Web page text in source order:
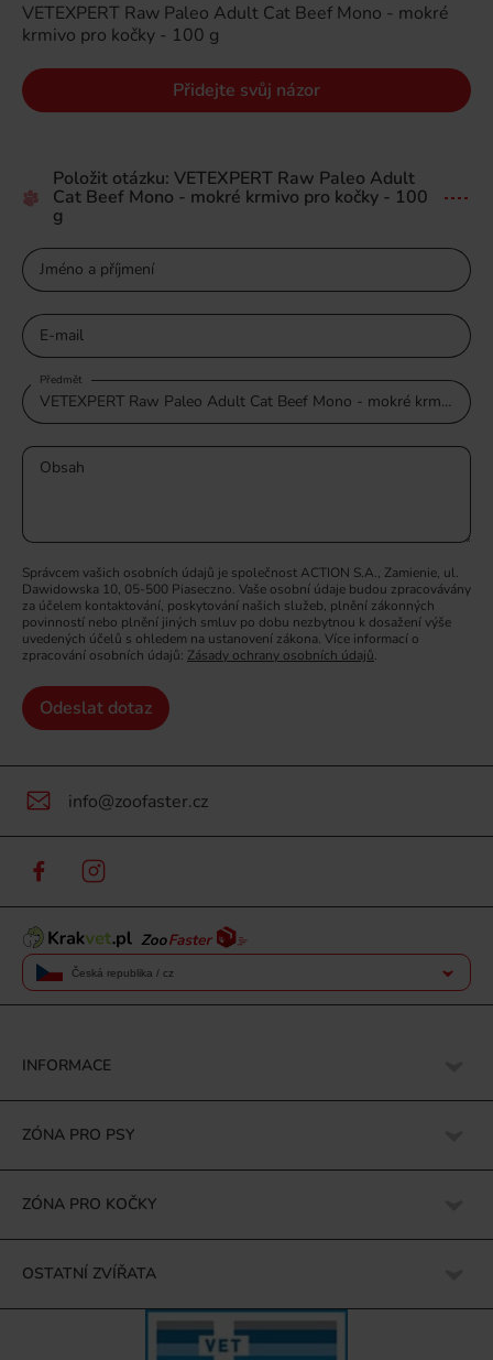
VETEXPERT Raw Paleo Adult Cat Beef Mono - mokré
krmivo pro kočky - 100 g
Přidejte svůj názor
Položit otázku: VETEXPERT Raw Paleo Adult
Cat Beef Mono - mokré krmivo pro kočky - 100
g
Jméno a příjmení
E-mail
Předmět
Obsah
Správcem vašich osobních údajů je společnost ACTION S.A., Zamienie, ul.
Dawidowska 10, 05-500 Piaseczno. Vaše osobní údaje budou zpracovávány
za účelem kontaktování, poskytování našich služeb, plnění zákonných
povinností nebo plnění jiných smluv po dobu nezbytnou k dosažení výše
uvedených účelů s ohledem na ustanovení zákona. Více informací o
zpracování osobních údajů: Zásady ochrany osobních údajů.
Odeslat dotaz
info@zoofaster.cz
Česká republika / cz
INFORMACE
ZÓNA PRO PSY
ZÓNA PRO KOČKY
OSTATNÍ ZVÍŘATA